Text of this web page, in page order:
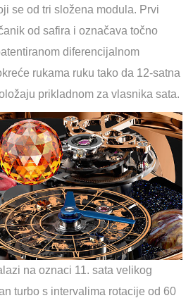
se od tri složena modula. Prvi
od safira i označava točno
diferencijalnom
rukama ruku tako da 12-satna
prikladnom za vlasnika sata.
na oznaci 11. sata velikog
turbo s intervalima rotacije od 60